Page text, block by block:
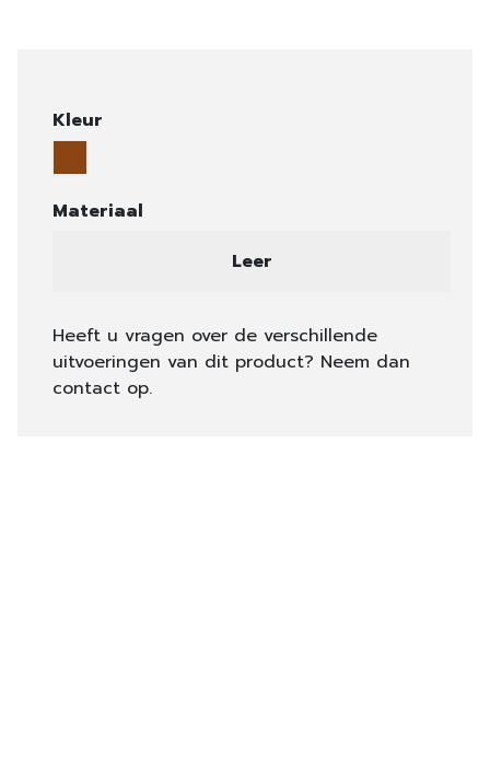
Kleur
Materiaal
Leer
Heeft u vragen over de verschillende
uitvoeringen van dit product? Neem dan
contact op.